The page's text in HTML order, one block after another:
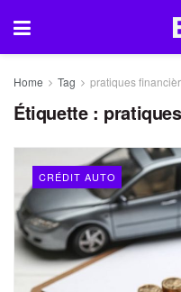
Home Tag pratiques
Étiquette :
CRÉDIT AUTO